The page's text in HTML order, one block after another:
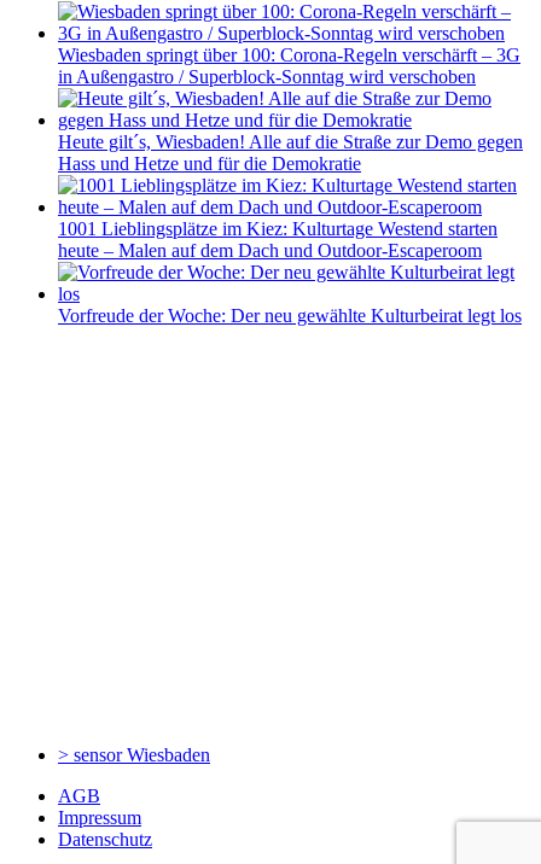
Wiesbaden springt über 100: Corona-Regeln verschärft – 3G
in Außengastro / Superblock-Sonntag wird verschoben
Heute gilt´s, Wiesbaden! Alle auf die Straße zur Demo gegen
Hass und Hetze und für die Demokratie
1001 Lieblingsplätze im Kiez: Kulturtage Westend starten
heute – Malen auf dem Dach und Outdoor-Escaperoom
Vorfreude der Woche: Der neu gewählte Kulturbeirat legt los
> sensorWiesbaden
AGB
Impressum
Datenschutz